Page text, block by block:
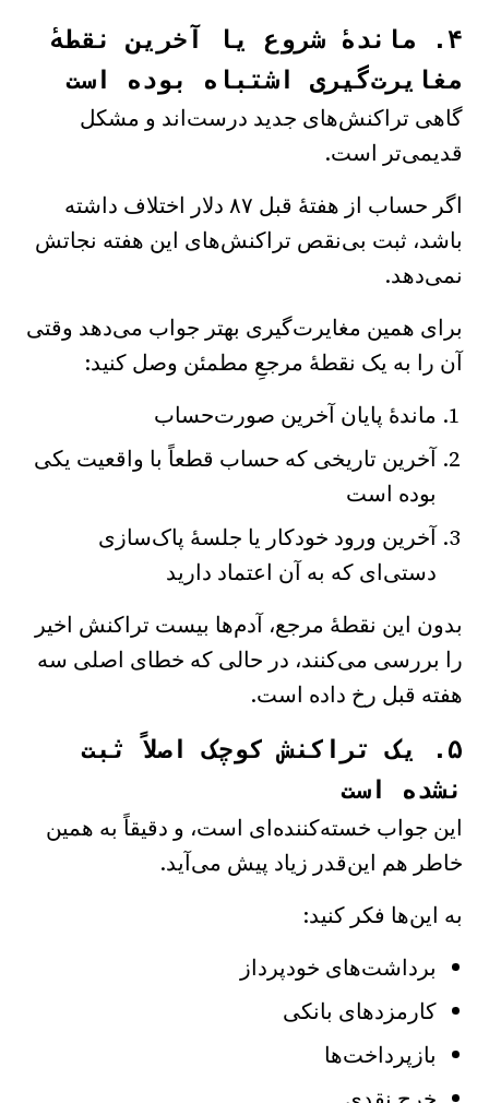
۴. ماندهٔ شروع یا آخرین نقطهٔ
مغایرت‌گیری اشتباه بوده است
گاهی تراکنش‌های جدید درست‌اند و مشکل
قدیمی‌تر است.
اگر حساب از هفتهٔ قبل ۸۷ دلار اختلاف داشته
باشد، ثبت بی‌نقص تراکنش‌های این هفته نجاتش
نمی‌دهد.
برای همین مغایرت‌گیری بهتر جواب می‌دهد وقتی
آن را به یک نقطهٔ مرجعِ مطمئن وصل کنید:
ماندهٔ پایان آخرین صورت‌حساب
آخرین تاریخی که حساب قطعاً با واقعیت یکی
بوده است
آخرین ورود خودکار یا جلسهٔ پاک‌سازی
دستی‌ای که به آن اعتماد دارید
بدون این نقطهٔ مرجع، آدم‌ها بیست تراکنش اخیر
را بررسی می‌کنند، در حالی که خطای اصلی سه
هفته قبل رخ داده است.
۵. یک تراکنش کوچک اصلاً ثبت
نشده است
این جواب خسته‌کننده‌ای است، و دقیقاً به همین
خاطر هم این‌قدر زیاد پیش می‌آید.
به این‌ها فکر کنید:
برداشت‌های خودپرداز
کارمزدهای بانکی
بازپرداخت‌ها